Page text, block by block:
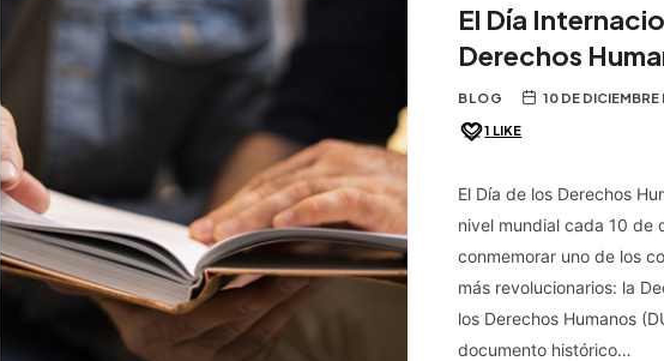
El Día
Derechos
BLOG 10 DE
1 LIKE
El Día de los Derechos
nivel mundial cada 10 de
conmemorar uno de los
más revolucionarios: la
los Derechos Humanos
documento histórico…